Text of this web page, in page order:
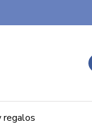
regalos